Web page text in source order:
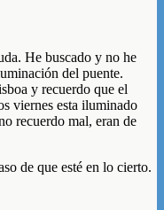
He buscado y no he
del puente.
y recuerdo que el
viernes esta iluminado
recuerdo mal, eran de
de que esté en lo cierto.